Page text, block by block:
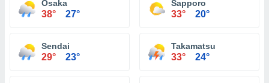
Osaka
38° 27°
Sapporo
33° 20°
Sendai
29° 23°
Takamatsu
33° 24°